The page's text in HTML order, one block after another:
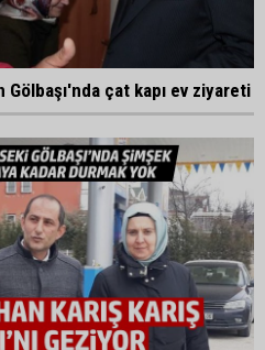
Gölbaşı'nda çat kapı ev ziyareti